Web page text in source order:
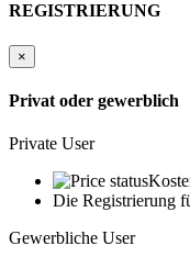
REGISTRIERUNG
×
Privat oder gewerblich
Private User
Die Registrierung
Gewerbliche User